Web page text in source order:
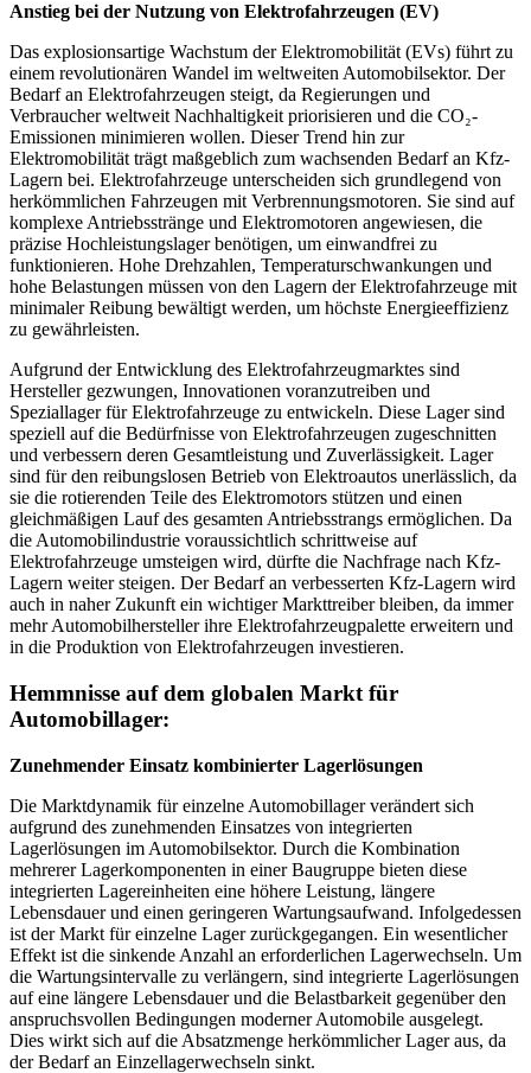
Anstieg bei der Nutzung von Elektrofahrzeugen (EV)
Das explosionsartige Wachstum der Elektromobilität (EVs) führt zu
einem revolutionären Wandel im weltweiten Automobilsektor. Der
Bedarf an Elektrofahrzeugen steigt, da Regierungen und
Verbraucher weltweit Nachhaltigkeit priorisieren und die CO₂-
Emissionen minimieren wollen. Dieser Trend hin zur
Elektromobilität trägt maßgeblich zum wachsenden Bedarf an Kfz-
Lagern bei. Elektrofahrzeuge unterscheiden sich grundlegend von
herkömmlichen Fahrzeugen mit Verbrennungsmotoren. Sie sind auf
komplexe Antriebsstränge und Elektromotoren angewiesen, die
präzise Hochleistungslager benötigen, um einwandfrei zu
funktionieren. Hohe Drehzahlen, Temperaturschwankungen und
hohe Belastungen müssen von den Lagern der Elektrofahrzeuge mit
minimaler Reibung bewältigt werden, um höchste Energieeffizienz
zu gewährleisten.
Aufgrund der Entwicklung des Elektrofahrzeugmarktes sind
Hersteller gezwungen, Innovationen voranzutreiben und
Speziallager für Elektrofahrzeuge zu entwickeln. Diese Lager sind
speziell auf die Bedürfnisse von Elektrofahrzeugen zugeschnitten
und verbessern deren Gesamtleistung und Zuverlässigkeit. Lager
sind für den reibungslosen Betrieb von Elektroautos unerlässlich, da
sie die rotierenden Teile des Elektromotors stützen und einen
gleichmäßigen Lauf des gesamten Antriebsstrangs ermöglichen. Da
die Automobilindustrie voraussichtlich schrittweise auf
Elektrofahrzeuge umsteigen wird, dürfte die Nachfrage nach Kfz-
Lagern weiter steigen. Der Bedarf an verbesserten Kfz-Lagern wird
auch in naher Zukunft ein wichtiger Markttreiber bleiben, da immer
mehr Automobilhersteller ihre Elektrofahrzeugpalette erweitern und
in die Produktion von Elektrofahrzeugen investieren.
Hemmnisse auf dem globalen Markt für
Automobillager:
Zunehmender Einsatz kombinierter Lagerlösungen
Die Marktdynamik für einzelne Automobillager verändert sich
aufgrund des zunehmenden Einsatzes von integrierten
Lagerlösungen im Automobilsektor. Durch die Kombination
mehrerer Lagerkomponenten in einer Baugruppe bieten diese
integrierten Lagereinheiten eine höhere Leistung, längere
Lebensdauer und einen geringeren Wartungsaufwand. Infolgedessen
ist der Markt für einzelne Lager zurückgegangen. Ein wesentlicher
Effekt ist die sinkende Anzahl an erforderlichen Lagerwechseln. Um
die Wartungsintervalle zu verlängern, sind integrierte Lagerlösungen
auf eine längere Lebensdauer und die Belastbarkeit gegenüber den
anspruchsvollen Bedingungen moderner Automobile ausgelegt.
Dies wirkt sich auf die Absatzmenge herkömmlicher Lager aus, da
der Bedarf an Einzellagerwechseln sinkt.